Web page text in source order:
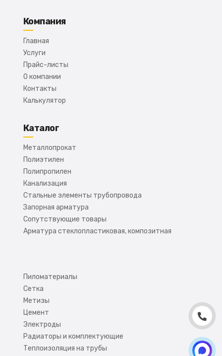
Компания
Главная
Услуги
Прайс-листы
О компании
Контакты
Калькулятор
Каталог
Металлопрокат
Полиэтилен
Полипропилен
Канализация
Стальные элементы трубопровода
Запорная арматура
Сопутствующие товары
Арматура стеклопластиковая, композитная
Пиломатериалы
Сетка
Метизы
Цемент
Электроды
Радиаторы и комплектующие
Теплоизоляция на трубы